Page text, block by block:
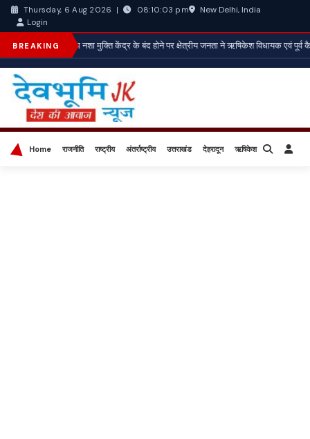
Thursday, 6 Aug 2026 | 08:10:05 pm
New Delhi, India
Login
BREAKING*अवैध नशा मुक्ति केंद्र के बंद होने पर क्षेत्रीय जनता ने ऋषिकेश विधायक एवं पूर्व
Home राजनीति राष्ट्रीय अंतर्राष्ट्रीय उत्तराखंड देहरादून ऋषिकेश बिज़नेस